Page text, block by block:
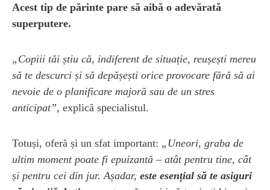
Acest tip de părinte pare să aibă o adevărată
superputere.
„Copiii tăi știu că, indiferent de situație, reușești mereu
să te descurci și să depășești orice provocare fără să ai
nevoie de o planificare majoră sau de un stres
anticipat”, explică specialistul.
Totuși, oferă și un sfat important: „Uneori, graba de
ultim moment poate fi epuizantă – atât pentru tine, cât
și pentru cei din jur. Așadar, este esențial să te asiguri